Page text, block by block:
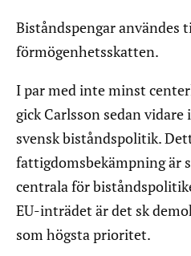
Biståndspengar användes
förmögenhetsskatten.
I par med inte minst
gick Carlsson sedan
svensk biståndspolitik.
fattigdomsbekämpning är
centrala för
EU-inträdet är det sk
som högsta prioritet.